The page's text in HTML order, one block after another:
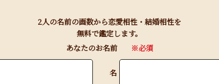
2人の名前の画数から恋愛相性・結婚相性を
無料で鑑定します。
あなたのお名前
※必須
名